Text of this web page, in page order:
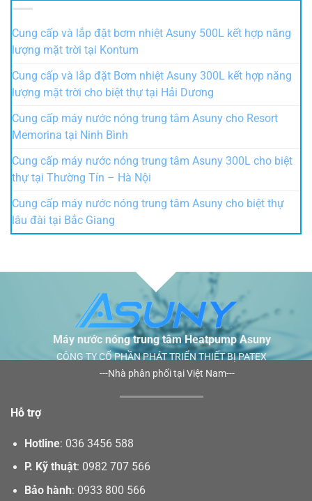
Cung cấp và lắp đặt bơm nhiệt Asuny 500L kết hợp năng
lượng mặt trời tại Kontum
Cung cấp và lắp đặt Bơm nhiệt Asuny 300L kết hợp năng
lượng mặt trời cho biệt thự tại Hải Dương
Cung cấp máy nước nóng trung tâm Asuny cho Resort
Memorina tại Ninh Bình
Cung cấp máy nước nóng trung tâm Asuny 300L cho biệt
thự tại Thường Tín – Hà Nội
Cung cấp máy nước nóng trung tâm Asuny cho biệt thự
lâu đài tại Bắc Giang
Máy nước nóng trung tâm Heatpump Asuny
CÔNG TY CỔ PHẦN PHÁT TRIỂN THIẾT BỊ PATEX
---Nhà phân phối tại Việt Nam---
Hỗ trợ
Hotline: 036 3456 588
P. Kỹ thuật: 0982 707 566
Bảo hành: 0933 800 566